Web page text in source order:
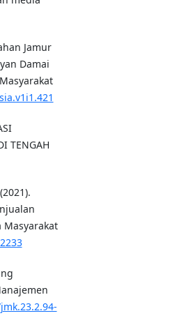
Jamur
Damai
TENGAH
Masyarakat